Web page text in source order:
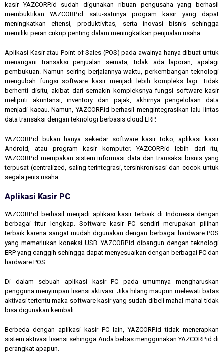
kasir YAZCORP.id sudah digunakan ribuan pengusaha yang berhasil
membuktikan YAZCORP.id satu-satunya program kasir yang dapat
meningkatkan efiensi, produktivitas, serta inovasi bisnis sehingga
memiliki peran cukup penting dalam meningkatkan penjualan usaha.
Aplikasi Kasir atau Point of Sales (POS) pada awalnya hanya dibuat untuk
menangani transaksi penjualan semata, tidak ada laporan, apalagi
pembukuan. Namun seiring berjalannya waktu, perkembangan teknologi
mengubah fungsi software kasir menjadi lebih kompleks lagi. Tidak
berhenti disitu, akibat dari semakin kompleksnya fungsi software kasir
meliputi akuntansi, inventory dan pajak, akhirnya pengelolaan data
menjadi kacau. Namun, YAZCORP.id berhasil mengintegrasikan lalu lintas
data transaksi dengan teknologi berbasis cloud ERP.
YAZCORP.id bukan hanya sekedar software kasir toko, aplikasi kasir
Android, atau program kasir komputer. YAZCORP.id lebih dari itu,
YAZCORP.id merupakan sistem informasi data dan transaksi bisnis yang
terpusat (centralized, saling terintegrasi, tersinkronisasi dan cocok untuk
segala jenis usaha.
Aplikasi Kasir PC
YAZCORP.id berhasil menjadi aplikasi kasir terbaik di Indonesia dengan
berbagai fitur lengkap. Software kasir PC sendiri merupakan pilihan
terbaik karena sangat mudah digunakan dengan berbagai hardware POS
yang memerlukan koneksi USB. YAZCORP.id dibangun dengan teknologi
ERP yang canggih sehingga dapat menyesuaikan dengan berbagai PC dan
hardware POS.
Di dalam sebuah aplikasi kasir PC pada umumnya mengharuskan
pengguna menyimpan lisensi aktivasi. Jika hilang maupun melewati batas
aktivasi tertentu maka software kasir yang sudah dibeli mahal-mahal tidak
bisa digunakan kembali.
Berbeda dengan aplikasi kasir PC lain, YAZCORP.id tidak menerapkan
sistem aktivasi lisensi sehingga Anda bebas menggunakan YAZCORP.id di
perangkat apapun.